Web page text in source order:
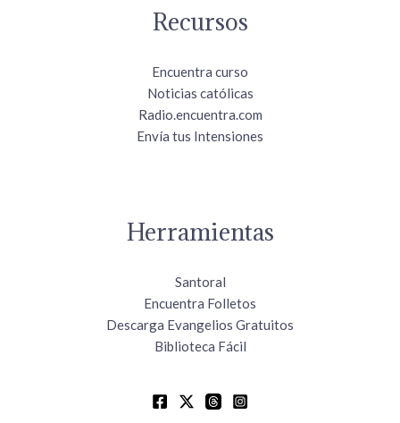
Recursos
Encuentra curso
Noticias católicas
Radio.encuentra.com
Envía tus Intensiones
Herramientas
Santoral
Encuentra Folletos
Descarga Evangelios Gratuitos
Biblioteca Fácil